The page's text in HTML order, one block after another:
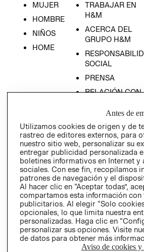
MUJER
HOMBRE
NIÑOS
HOME
TRABAJAR EN
H&M
ACERCA DEL
GRUPO H&M
SOCIAL
PRENSA
RELACIÓN CON
POLÍTICA
EMPRESARIAL
Antes de
Utilizamos cookies de origen y de
rastreo de editores externos, para
nuestro sitio web, personalizar su
entregar publicidad personalizada
boletines informativos en Internet
sociales. Con ese fin, recopilamos
patrones de navegación y el
Al hacer clic en “Aceptar todas”,
compartamos esta información
publicitarios. Al elegir “Solo
opcionales, lo que limita nuestra
personalizadas. Haga clic en
personalizar sus opciones. Visite
de datos para obtener más
Aviso de cookies y